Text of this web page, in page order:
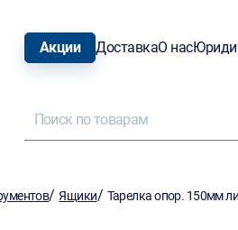
Акции ДоставкаО нас
/Ящики/ Тарелка опор. 150мм